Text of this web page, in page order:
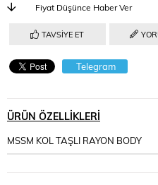
Fiyat Düşünce Haber Ver
TAVSIYE ET
Telegram
ÜRÜN ÖZELLIKLERI
MSSM KOL TAŞLI RAYON BODY